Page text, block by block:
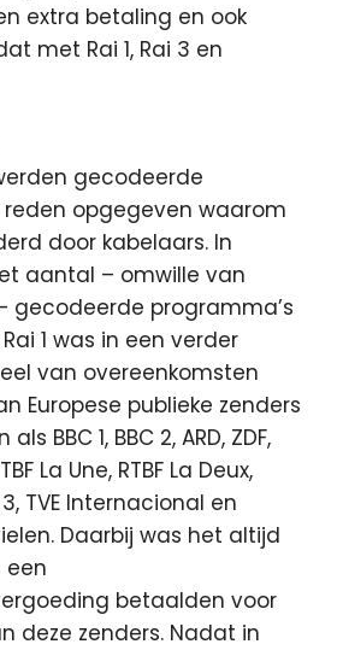
extra betaling en ook
met Rai 1, Rai 3 en
gecodeerde
opgegeven waarom
door kabelaars. In
aantal – omwille van
gecodeerde programma’s
1 was in een verder
van overeenkomsten
Europese publieke zenders
BBC 1, BBC 2, ARD, ZDF,
La Une, RTBF La Deux,
TVE Internacional en
Daarbij was het altijd
een
betaalden voor
deze zenders. Nadat in